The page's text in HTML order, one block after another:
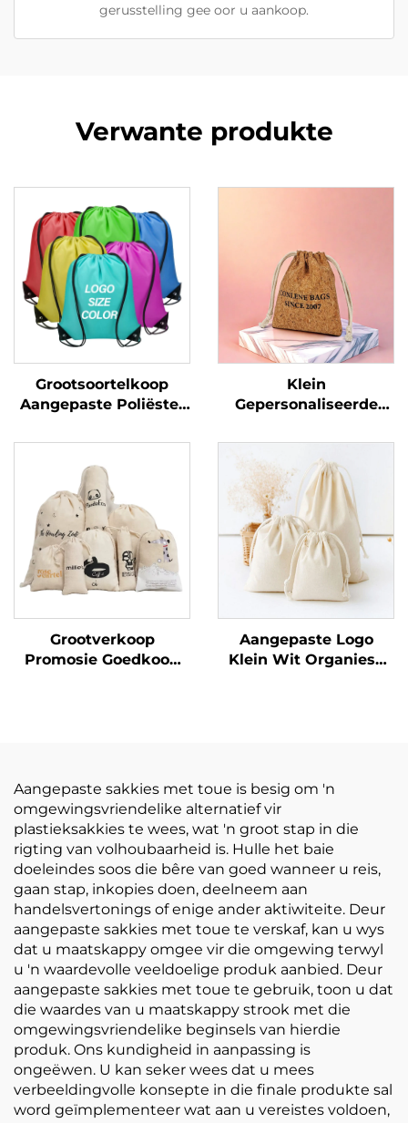
gerusstelling gee oor u aankoop.
Verwante produkte
Grootsoortelkoop
Aangepaste Poliëster
Omgewingsvriendelik
OEM Reis Slingtas Met
Kartoentjie Patroon
Promosioneel
Klein
Gepersonaliseerde
Geskenk Beursies en
Beursies met
Briefpatroon
Grootverkoop
Promosie Goedkoop
Aangepaste Logo
Klein Wit Organiese
Aangepaste sakkies met toue is besig om 'n
omgewingsvriendelike alternatief vir
plastieksakkies te wees, wat 'n groot stap in die
rigting van volhoubaarheid is. Hulle het baie
doeleindes soos die bêre van goed wanneer u reis,
gaan stap, inkopies doen, deelneem aan
handelsvertonings of enige ander aktiwiteite. Deur
aangepaste sakkies met toue te verskaf, kan u wys
dat u maatskappy omgee vir die omgewing terwyl
u 'n waardevolle veeldoelige produk aanbied. Deur
aangepaste sakkies met toue te gebruik, toon u dat
die waardes van u maatskappy strook met die
omgewingsvriendelike beginsels van hierdie
produk. Ons kundigheid in aanpassing is
ongeëwen. U kan seker wees dat u mees
verbeeldingvolle konsepte in die finale produkte sal
word geïmplementeer wat aan u vereistes voldoen,